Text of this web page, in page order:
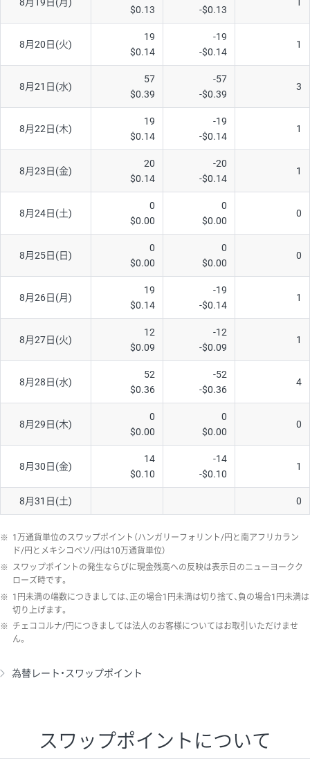
$0.13
-$0.13
8月20日(火)
19
$0.14
-19
-$0.14
1
8月21日(水)
57
$0.39
-57
-$0.39
3
8月22日(木)
19
$0.14
-19
-$0.14
1
8月23日(金)
20
$0.14
-20
-$0.14
1
8月24日(土)
0
$0.00
0
$0.00
0
8月25日(日)
0
$0.00
0
$0.00
0
8月26日(月)
19
$0.14
-19
-$0.14
1
8月27日(火)
12
$0.09
-12
-$0.09
1
8月28日(水)
52
$0.36
-52
-$0.36
4
8月29日(木)
0
$0.00
0
$0.00
0
8月30日(金)
14
$0.10
-14
-$0.10
1
8月31日(土) 0
※ 1万通貨単位のスワップポイント（ハンガリーフォリント/円と南アフリカラン
ド/円とメキシコペソ/円は10万通貨単位）
※ スワップポイントの発生ならびに現金残高への反映は表示日のニューヨークク
ローズ時です。
※ 1円未満の端数につきましては、正の場合1円未満は切り捨て、負の場合1円未満は
切り上げます。
※ チェココルナ/円につきましては法人のお客様についてはお取引いただけませ
ん。
為替レート・スワップポイント
スワップポイントについて